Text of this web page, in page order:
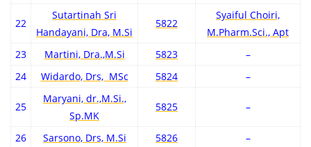
22
Sutartinah Sri
Handayani, Dra, M.Si
5822
Syaiful Choiri,
M.Pharm.Sci., Apt
23
Martini, Dra.,M.Si 5823
–
24
Widardo, Drs, MSc 5824 –
25
Maryani, dr.,M.Si.,
Sp.MK
5825 –
26 Sarsono, Drs, M.Si 5826 –